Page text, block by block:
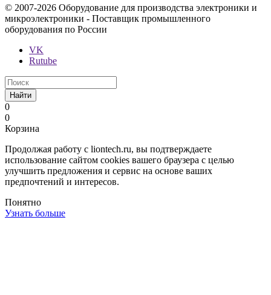
© 2007-2026 Оборудование для производства электроники и
микроэлектроники - Поставщик промышленного
оборудования по России
VK
Rutube
Найти
0
0
Корзина
Продолжая работу с liontech.ru, вы подтверждаете
использование сайтом cookies вашего браузера с целью
улучшить предложения и сервис на основе ваших
предпочтений и интересов.
Понятно
Узнать больше